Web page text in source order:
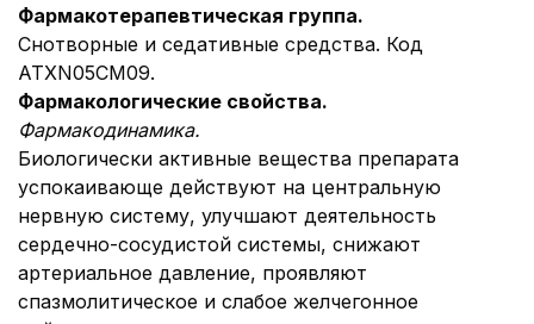
Фармакотерапевтическая группа.
Снотворные и седативные средства. Код
АТХN05CM09.
Фармакологические свойства.
Фармакодинамика.
Биологически активные вещества препарата
успокаивающе действуют на центральную
нервную систему, улучшают деятельность
сердечно-сосудистой системы, снижают
артериальное давление, проявляют
спазмолитическое и слабое желчегонное